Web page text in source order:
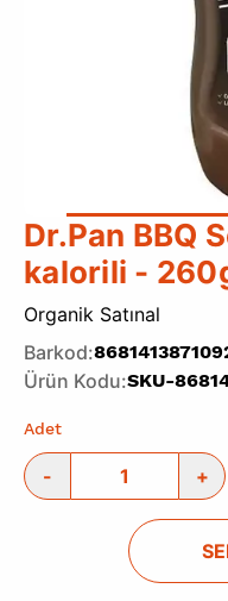
Dr.Pan BBQ
kalorili -
Organik Satınal
Barkod:
Ürün Kodu:SKU-
Adet
- +